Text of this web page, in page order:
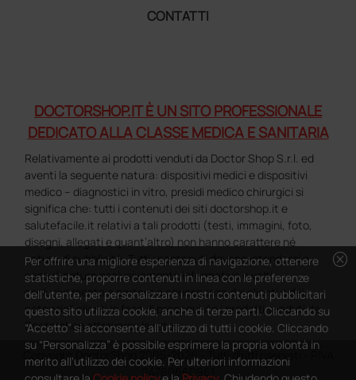
CONTATTI
DOCTORSHOP.IT È UN SITO PROFESSIONALE
DEDICATO ALLA CLASSE MEDICA E SANITARIA
Relativamente ai prodotti venduti da Doctor Shop S.r.l. ed
aventi la seguente natura: dispositivi medici e dispositivi
medico – diagnostici in vitro, presidi medico chirurgici si
significa che: tutti i contenuti dei siti doctorshop.it e
salutefacile.it relativi a tali prodotti (testi, immagini, foto,
disegni, allegati e quant’altro) non hanno carattere né
natura di pubblicità. Tutti i contenuti devono intendersi e
sono di natura esclusivamente informativa e volti
esclusivamente a portare a conoscenza dei clienti e dei
potenziali clienti in fase di preacquisto i prodotti venduti da
Doctorshop attraverso la rete.
Copyright DoctorShop 2005-2026 - Tutti diritti riservati - P.IVA
04760660961
cancel
Per offrire una migliore esperienza di navigazione, ottenere
statistiche, proporre contenuti in linea con le preferenze
dell'utente, per personalizzare i nostri contenuti pubblicitari
questo sito utilizza cookie, anche di terze parti. Cliccando su
“Accetto” si acconsente all'utilizzo di tutti i cookie. Cliccando
su “Personalizza” è possibile esprimere la propria volontà in
merito all'utilizzo dei cookie. Per ulteriori informazioni